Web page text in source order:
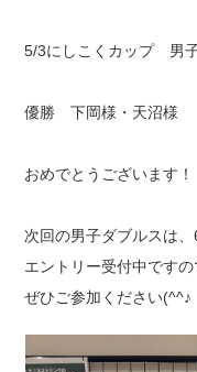
5/3にしこくカップ 男
優勝 下岡様・天沼様
おめでとうございます！
次回の男子ダブルスは
エントリー受付中ですの
ぜひご参加ください(^^♪